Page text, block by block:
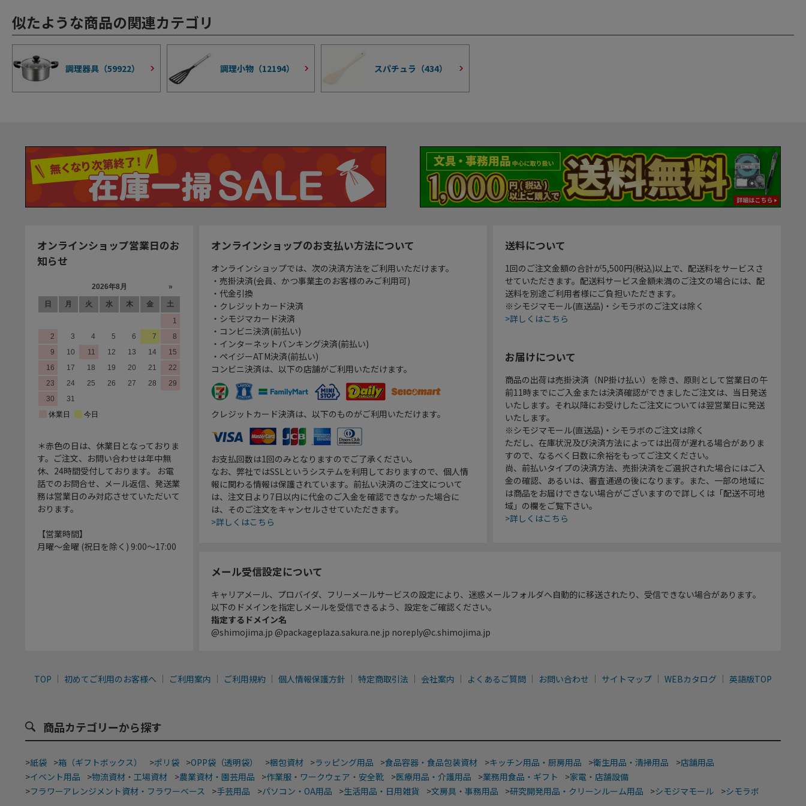
似たような商品の関連カテゴリ
調理器具（59922） 調理小物（12194） スパチュラ（434）
オンラインショップ営業日のお
知らせ
＊赤色の日は、休業日となっておりま
す。ご注文、お問い合わせは年中無
休、24時間受付しております。 お電
話でのお問合せ、メール返信、発送業
務は営業日のみ対応させていただいて
おります。
【営業時間】
月曜～金曜 (祝日を除く) 9:00～17:00
オンラインショップのお支払い方法について
オンラインショップでは、次の決済方法をご利用いただけます。
・売掛決済(会員、かつ事業主のお客様のみご利用可)
・代金引換
・クレジットカード決済
・シモジマカード決済
・コンビニ決済(前払い)
・インターネットバンキング決済(前払い)
・ペイジーATM決済(前払い)
コンビニ決済は、以下の店舗がご利用いただけます。
クレジットカード決済は、以下のものがご利用いただけます。
お支払回数は1回のみとなりますのでご了承ください。
なお、弊社ではSSLというシステムを利用しておりますので、個人情
報に関わる情報は保護されています。前払い決済のご注文について
は、注文日より7日以内に代金のご入金を確認できなかった場合に
は、そのご注文をキャンセルさせていただきます。
>詳しくはこちら
送料について
1回のご注文金額の合計が5,500円(税込)以上で、配送料をサービスさ
せていただきます。配送料サービス金額未満のご注文の場合には、配
送料を別途ご利用者様にご負担いただきます。
※シモジマモール(直送品)・シモラボのご注文は除く
>詳しくはこちら
お届けについて
商品の出荷は売掛決済（NP掛け払い）を除き、原則として営業日の午
前11時までにご入金または決済確認ができましたご注文は、当日発送
いたします。それ以降にお受けしたご注文については翌営業日に発送
いたします。
※シモジマモール(直送品)・シモラボのご注文は除く
ただし、在庫状況及び決済方法によっては出荷が遅れる場合がありま
すので、なるべく日数に余裕をもってご注文ください。
尚、前払いタイプの決済方法、売掛決済をご選択された場合にはご入
金の確認、あるいは、審査通過の後になります。また、一部の地域に
は商品をお届けできない場合がございますので詳しくは「配送不可地
域」の欄をご覧下さい。
>詳しくはこちら
メール受信設定について
キャリアメール、プロバイダ、フリーメールサービスの設定により、迷惑メールフォルダへ自動的に移送されたり、受信できない場合があります。
以下のドメインを指定しメールを受信できるよう、設定をご確認ください。
指定するドメイン名
@shimojima.jp @packageplaza.sakura.ne.jp noreply@c.shimojima.jp
TOP 初めてご利用のお客様へ ご利用案内 ご利用規約 個人情報保護方針 特定商取引法 会社案内 よくあるご質問 お問い合わせ サイトマップ WEBカタログ 英語版TOP
商品カテゴリーから探す
>紙袋 >箱（ギフトボックス） >ポリ袋 >OPP袋（透明袋） >梱包資材 >ラッピング用品 >食品容器・食品包装資材 >キッチン用品・厨房用品 >衛生用品・清掃用品 >店舗用品
>イベント用品 >物流資材・工場資材 >農業資材・園芸用品 >作業服・ワークウェア・安全靴 >医療用品・介護用品 >業務用食品・ギフト >家電・店舗設備
>フラワーアレンジメント資材・フラワーベース >手芸用品 >パソコン・OA用品 >生活用品・日用雑貨 >文房具・事務用品 >研究開発用品・クリーンルーム用品 >シモジマモール >シモラボ